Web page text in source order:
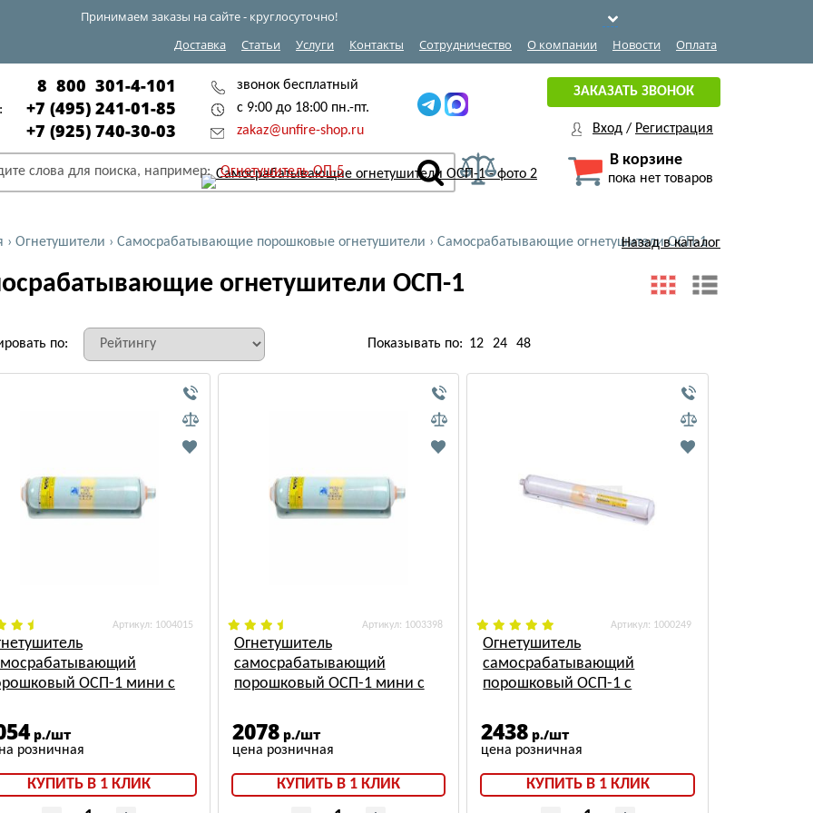
Принимаем заказы на сайте - круглосуточно!
Доставка
Статьи Услуги Контакты Сотрудничество О компании Новости Оплата
8 800 301-4-101
+7 (495) 241-01-85
+7 (925) 740-30-03
звонок бесплатный
с 9:00 до 18:00 пн.-пт.
zakaz@unfire-shop.ru
слова для поиска, например: Огнетушитель ОП-5
ЗАКАЗАТЬ ЗВОНОК
Вход / Регистрация
В корзине
пока нет товаров
› Огнетушители › Самосрабатывающие порошковые огнетушители › Самосрабатывающие огнетушители ОСП-1
огнетушители ОСП-1
Назад в каталог
по: Показывать по: 12 24 48
: 1004015
ОСП-1 мини с
р./шт
КУПИТЬ В 1 КЛИК
: 1003398
Огнетушитель
самосрабатывающий
порошковый ОСП-1 мини с
2078 р./шт
КУПИТЬ В 1 КЛИК
: 1000249
Огнетушитель
самосрабатывающий
порошковый ОСП-1 с
2438 р./шт
КУПИТЬ В 1 КЛИК